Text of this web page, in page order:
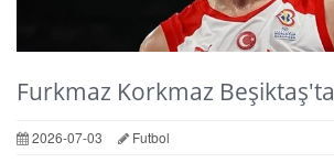
Furkmaz Korkmaz Beşiktaş'ta
2026-07-03 Futbol